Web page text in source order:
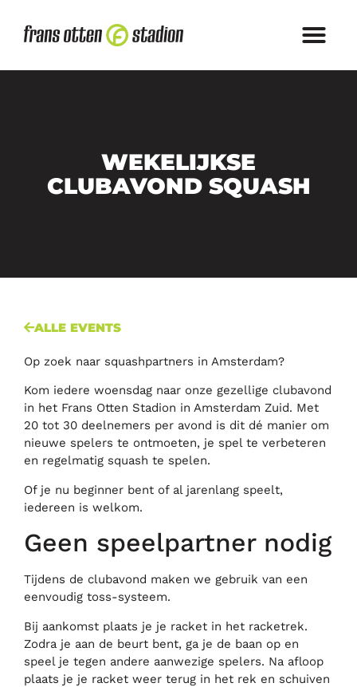
WEKELIJKSE
CLUBAVOND SQUASH
ALLE EVENTS
Op zoek naar squashpartners in Amsterdam?
Kom iedere woensdag naar onze gezellige clubavond
in het Frans Otten Stadion in Amsterdam Zuid. Met
20 tot 30 deelnemers per avond is dit dé manier om
nieuwe spelers te ontmoeten, je spel te verbeteren
en regelmatig squash te spelen.
Of je nu beginner bent of al jarenlang speelt,
iedereen is welkom.
Geen speelpartner nodig
Tijdens de clubavond maken we gebruik van een
eenvoudig toss-systeem.
Bij aankomst plaats je je racket in het racketrek.
Zodra je aan de beurt bent, ga je de baan op en
speel je tegen andere aanwezige spelers. Na afloop
plaats je je racket weer terug in het rek en schuiven